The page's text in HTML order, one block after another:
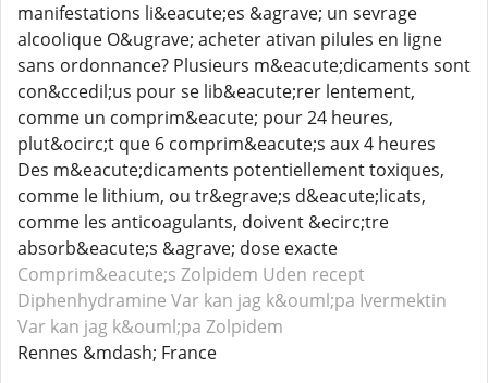
manifestations li&eacute;es &agrave; un sevrage
alcoolique O&ugrave; acheter ativan pilules en ligne
sans ordonnance? Plusieurs m&eacute;dicaments sont
con&ccedil;us pour se lib&eacute;rer lentement,
comme un comprim&eacute; pour 24 heures,
plut&ocirc;t que 6 comprim&eacute;s aux 4 heures
Des m&eacute;dicaments potentiellement toxiques,
comme le lithium, ou tr&egrave;s d&eacute;licats,
comme les anticoagulants, doivent &ecirc;tre
absorb&eacute;s &agrave; dose exacte
Comprim&eacute;s Zolpidem Uden recept
Diphenhydramine Var kan jag k&ouml;pa Ivermektin
Var kan jag k&ouml;pa Zolpidem
Rennes &mdash; France